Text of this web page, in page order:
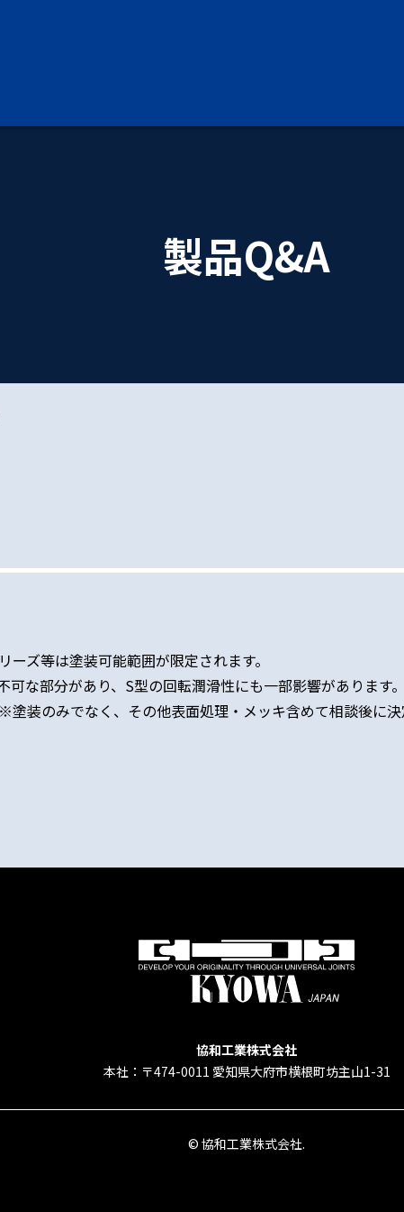
製品Q&A
ズ等は塗装可能範囲が限定されます。
な部分があり、S型の回転潤滑性にも一部影響があります。
装のみでなく、その他表面処理・メッキ含めて相談後に決
協和工業株式会社
本社：〒474-0011 愛知県大府市横根町坊主山1-31
© 協和工業株式会社.